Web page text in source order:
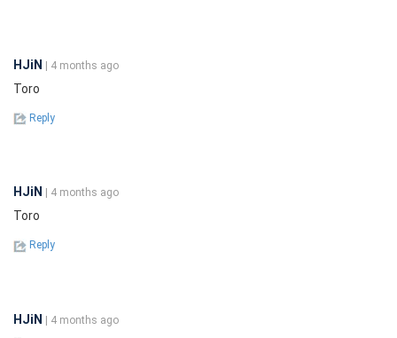
HJiN | 4 months ago
Toro
Reply
HJiN | 4 months ago
Toro
Reply
HJiN | 4 months ago